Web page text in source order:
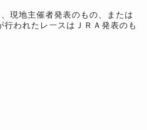
現地主催者発表のもの、または
行われたレースはＪＲＡ発表のも